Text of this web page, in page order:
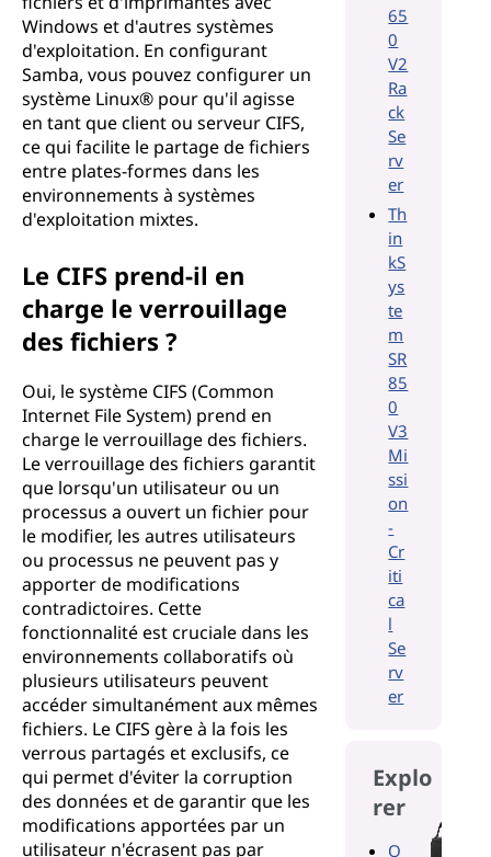
Windows et d'autres systèmes
d'exploitation. En configurant
Samba, vous pouvez configurer un
système Linux® pour qu'il agisse
en tant que client ou serveur CIFS,
ce qui facilite le partage de fichiers
entre plates-formes dans les
environnements à systèmes
d'exploitation mixtes.
Le CIFS prend-il en
charge le verrouillage
des fichiers ?
Oui, le système CIFS (Common
Internet File System) prend en
charge le verrouillage des fichiers.
Le verrouillage des fichiers garantit
que lorsqu'un utilisateur ou un
processus a ouvert un fichier pour
le modifier, les autres utilisateurs
ou processus ne peuvent pas y
apporter de modifications
contradictoires. Cette
fonctionnalité est cruciale dans les
environnements collaboratifs où
plusieurs utilisateurs peuvent
accéder simultanément aux mêmes
fichiers. Le CIFS gère à la fois les
verrous partagés et exclusifs, ce
qui permet d'éviter la corruption
des données et de garantir que les
modifications apportées par un
utilisateur n'écrasent pas par
65
0
V2
Ra
ck
Se
rv
er
Th
in
kS
ys
te
m
SR
85
0
V3
Mi
ssi
on
-
Cr
iti
ca
l
Se
rv
er
Explo
rer
Q